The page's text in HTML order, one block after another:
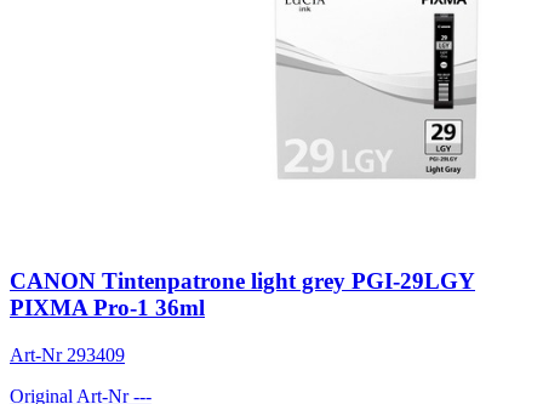
CANON Tintenpatrone light grey PGI-29LGY
PIXMA Pro-1 36ml
Art-Nr 293409
Original Art-Nr---